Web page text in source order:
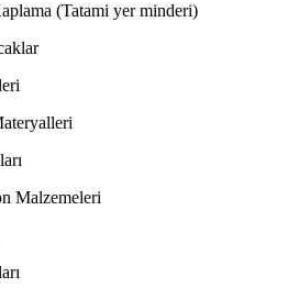
(Tatami yer minderi)
Malzemeleri